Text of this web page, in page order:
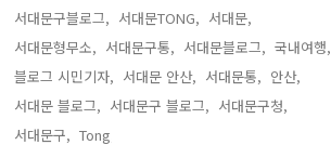
서대문구블로그, 서대문TONG, 서대문,
서대문형무소, 서대문구통, 서대문블로그, 국내여행,
블로그 시민기자, 서대문 안산, 서대문통, 안산,
서대문 블로그, 서대문구 블로그, 서대문구청,
서대문구, Tong,